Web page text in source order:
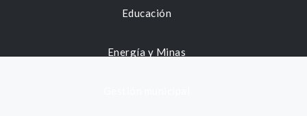
Educación
Energía y Minas